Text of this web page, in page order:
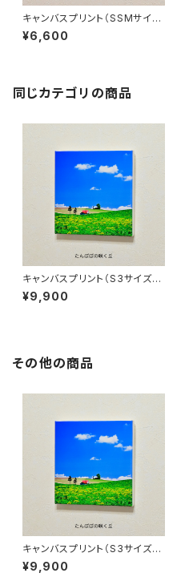
キャンバスプリント（SSMサイ
ズ、228×228mm）、全11種類
¥6,600
同じカテゴリの商品
キャンバスプリント（S3サイズ、2
73×273mm）、全11種類
¥9,900
その他の商品
キャンバスプリント（S3サイズ、2
73×273mm）、全11種類
¥9,900